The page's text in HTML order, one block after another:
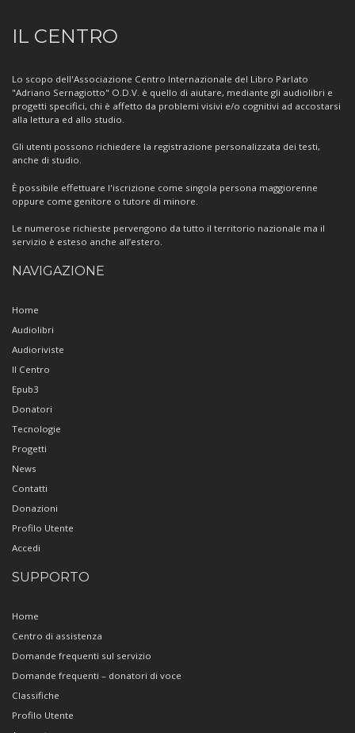
Informazioni
sul
Centro
IL CENTRO
Lo scopo dell'Associazione Centro Internazionale del Libro Parlato
"Adriano Sernagiotto" O.D.V. è quello di aiutare, mediante gli audiolibri e
progetti specifici, chi è affetto da problemi visivi e/o cognitivi ad accostarsi
alla lettura ed allo studio.
Gli utenti possono richiedere la registrazione personalizzata dei testi,
anche di studio.
È possibile effettuare l'iscrizione come singola persona maggiorenne
oppure come genitore o tutore di minore.
Le numerose richieste pervengono da tutto il territorio nazionale ma il
servizio è esteso anche all’estero.
NAVIGAZIONE
Home
Audiolibri
Audioriviste
Il Centro
Epub3
Donatori
Tecnologie
Progetti
News
Contatti
Donazioni
Profilo Utente
Accedi
SUPPORTO
Home
Centro di assistenza
Domande frequenti sul servizio
Domande frequenti – donatori di voce
Classifiche
Profilo Utente